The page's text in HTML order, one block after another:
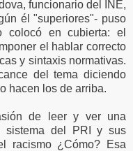
funcionario del INE,
él "superiores"- puso
en cubierta: el
el hablar correcto
y sintaxis normativas.
del tema diciendo
hacen los de arriba.
de leer y ver una
sistema del PRI y sus
racismo ¿Cómo? Esa